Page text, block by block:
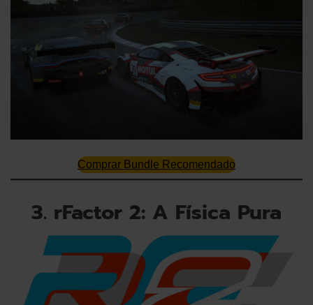
Comprar Bundle Recomendado
3. rFactor 2: A Física Pura